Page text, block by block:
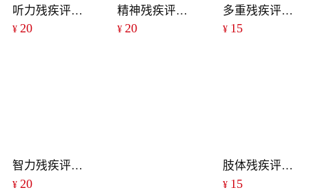
听力残疾评定手册
¥ 20
精神残疾评定手册
¥20
多重残疾评定手册
¥ 15
智力残疾评定手册
¥ 20
肢体残疾评定手册
¥ 15